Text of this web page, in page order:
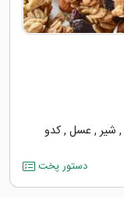
, شیر, عسل ,کدو
دستور پخت